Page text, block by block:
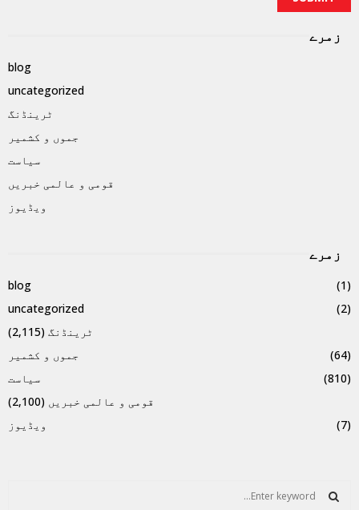
زمرے
blog
uncategorized
ٹرینڈنگ
جموں و کشمیر
سیاست
قومی و عالمی خبریں
ویڈیوز
زمرے
blog
(1)
uncategorized
(2)
ٹرینڈنگ (2,115)
جموں و کشمیر
(64)
سیاست
(810)
قومی و عالمی خبریں (2,100)
ویڈیوز
(7)